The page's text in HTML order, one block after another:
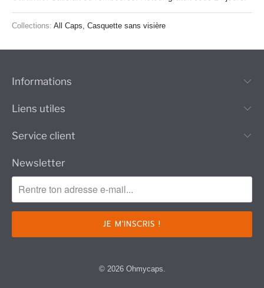
Collections: All Caps, Casquette sans visière
Informations
Liens utiles
Service client
Newsletter
© 2026 Ohmycaps